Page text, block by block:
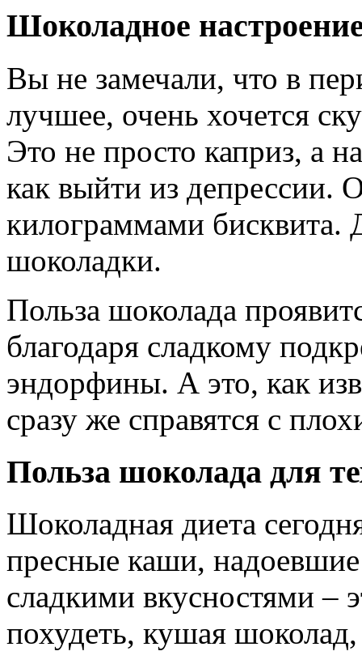
Шоколадное
Вы не замечали, что в
лучшее, очень хочется
Это не просто каприз, а
как выйти из депрессии.
килограммами бисквита.
шоколадки.
Польза шоколада
благодаря сладкому
эндорфины. А это, как
сразу же справятся с
Польза шоколада для
Шоколадная диета
пресные каши,
сладкими вкусностями –
похудеть, кушая